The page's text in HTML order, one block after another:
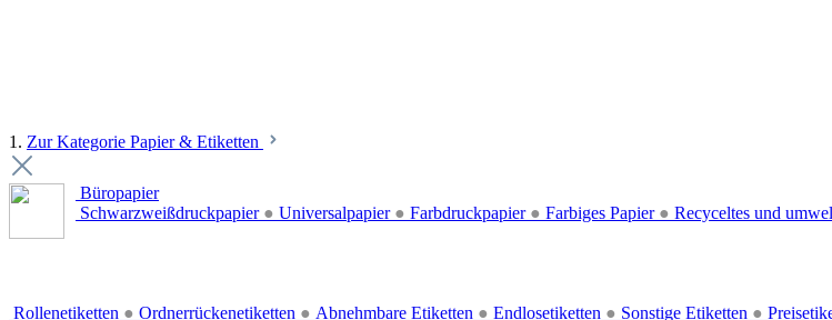
1. Zur Kategorie Papier & Etiketten
Büropapier
Schwarzweißdruckpapier ● Universalpapier ● Farbdruckpapier ● Farbiges Papier ● Recyceltes und
Rollenetiketten ● Ordnerrückenetiketten ● Abnehmbare Etiketten ● Endlosetiketten ● Sonstige Etiketten ●